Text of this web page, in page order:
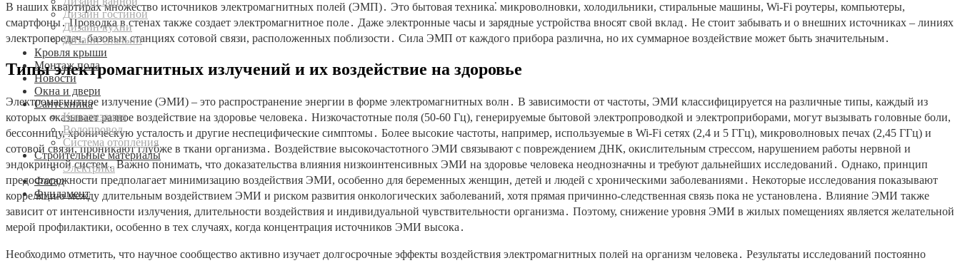
Дизайн гостиной
Дизайн кухни
Дизайн спальни
Кровля крыши
Монтаж пола
Новости
Окна и двери
Сантехника
Канализация
Водопровод
Система отопления
Строительные материалы
Электрика
Фасад
Фундамент
В наших квартирах множество источников электромагнитных полей (ЭМП)․ Это бытовая техника⁚ микроволновки, холодильники, стиральные машины, Wi-Fi роутеры, компьютеры,
смартфоны․ Проводка в стенах также создает электромагнитное поле․ Даже электронные часы и зарядные устройства вносят свой вклад․ Не стоит забывать и о внешних источниках – линиях
электропередач, базовых станциях сотовой связи, расположенных поблизости․ Сила ЭМП от каждого прибора различна, но их суммарное воздействие может быть значительным․
Типы электромагнитных излучений и их воздействие на здоровье
Электромагнитное излучение (ЭМИ) – это распространение энергии в форме электромагнитных волн․ В зависимости от частоты, ЭМИ классифицируется на различные типы, каждый из
которых оказывает разное воздействие на здоровье человека․ Низкочастотные поля (50-60 Гц), генерируемые бытовой электропроводкой и электроприборами, могут вызывать головные боли,
бессонницу, хроническую усталость и другие неспецифические симптомы․ Более высокие частоты, например, используемые в Wi-Fi сетях (2,4 и 5 ГГц), микроволновых печах (2,45 ГГц) и
сотовой связи, проникают глубже в ткани организма․ Воздействие высокочастотного ЭМИ связывают с повреждением ДНК, окислительным стрессом, нарушением работы нервной и
эндокринной систем․ Важно понимать, что доказательства влияния низкоинтенсивных ЭМИ на здоровье человека неоднозначны и требуют дальнейших исследований․ Однако, принцип
предосторожности предполагает минимизацию воздействия ЭМИ, особенно для беременных женщин, детей и людей с хроническими заболеваниями․ Некоторые исследования показывают
корреляцию между длительным воздействием ЭМИ и риском развития онкологических заболеваний, хотя прямая причинно-следственная связь пока не установлена․ Влияние ЭМИ также
зависит от интенсивности излучения, длительности воздействия и индивидуальной чувствительности организма․ Поэтому, снижение уровня ЭМИ в жилых помещениях является желательной
мерой профилактики, особенно в тех случаях, когда концентрация источников ЭМИ высока․
Необходимо отметить, что научное сообщество активно изучает долгосрочные эффекты воздействия электромагнитных полей на организм человека․ Результаты исследований постоянно